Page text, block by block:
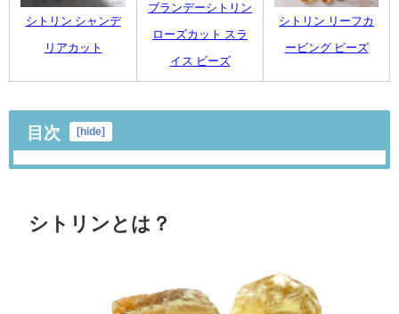
シトリン シャンデ
リアカット
ブランデーシトリン
ローズカット スラ
イス ビーズ
シトリン リーフカ
ービング ビーズ
目次 [hide]
シトリンとは？